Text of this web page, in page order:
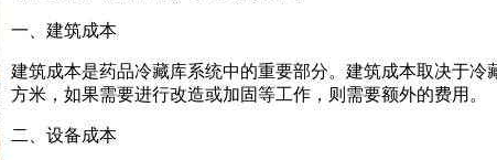
一、建筑成本
建筑成本是药品冷藏库系统中的重要部分。建筑成本取决于
方米，如果需要进行改造或加固等工作，则需要额外的费用。
二、设备成本